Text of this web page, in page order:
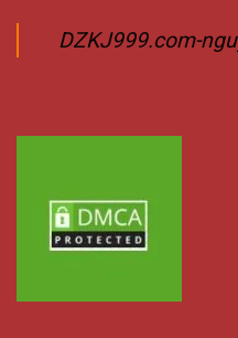
DZKJ999.com-